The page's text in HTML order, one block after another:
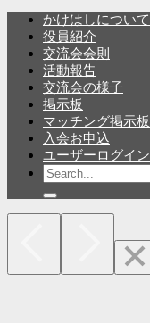
かけはしについて
役員紹介
交流会会則
活動報告
交流会の様子
掲示板
マッチング掲示板
入会お申込
ユーザーログイン